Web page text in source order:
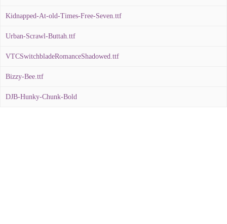
Kidnapped-At-old-Times-Free-Seven.ttf
Urban-Scrawl-Buttah.ttf
VTCSwitchbladeRomanceShadowed.ttf
Bizzy-Bee.ttf
DJB-Hunky-Chunk-Bold